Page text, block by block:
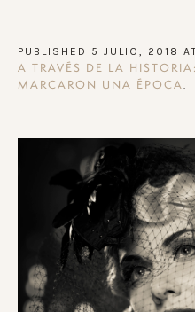
PUBLISHED 5 JULIO, 2018
A TRAVÉS DE LA
MARCARON UNA ÉPOCA.